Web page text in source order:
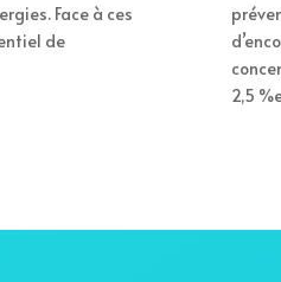
Face à ces
de
2,5